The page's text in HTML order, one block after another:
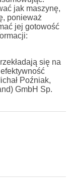
jak maszynę,
ponieważ
jej gotowość
się na
Poźniak,
GmbH Sp.